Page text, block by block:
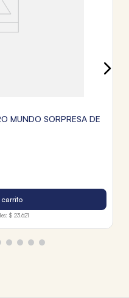
MUNDO SORPRESA DE
$ 23.621